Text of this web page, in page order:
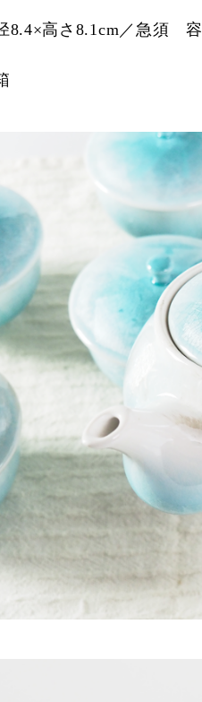
高さ8.1cm／急須 容